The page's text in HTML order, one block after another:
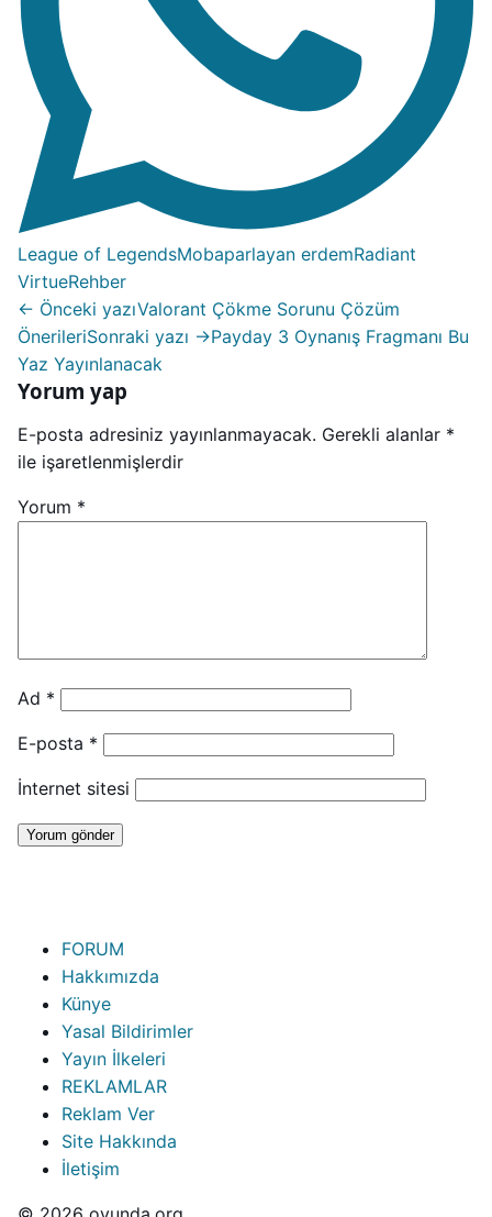
League of LegendsMobaparlayan erdemRadiant
VirtueRehber
← Önceki yazıValorant Çökme Sorunu Çözüm
ÖnerileriSonraki yazı →Payday 3 Oynanış Fragmanı Bu
Yaz Yayınlanacak
Yorum yap
E-posta adresiniz yayınlanmayacak. Gerekli alanlar *
ile işaretlenmişlerdir
Yorum *
Ad *
E-posta *
İnternet sitesi
FORUM
Hakkımızda
Künye
Yasal Bildirimler
Yayın İlkeleri
REKLAMLAR
Reklam Ver
Site Hakkında
İletişim